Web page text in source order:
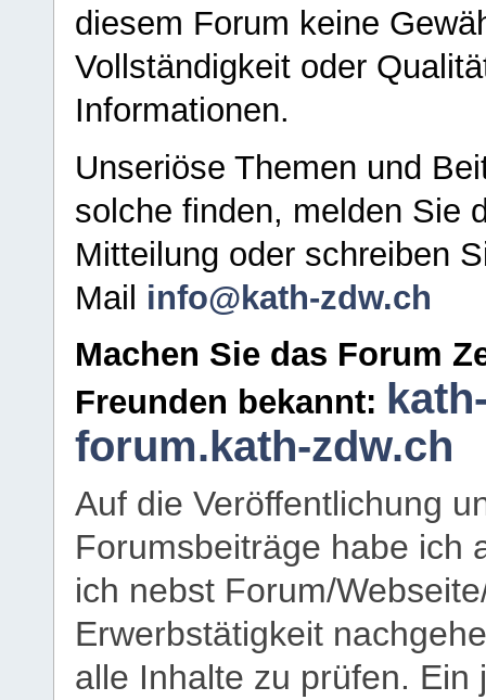
diesem Forum keine
Vollständigkeit oder
Informationen.
Unseriöse Themen und
solche finden, melden Sie
Mitteilung oder schreiben
Mail info@kath-zdw.ch
Machen Sie das Forum
Freunden bekannt:
forum.kath-zdw.ch
Auf die Veröffentlichung
Forumsbeiträge habe ich
ich nebst Forum/
Erwerbstätigkeit
alle Inhalte zu prüfen.